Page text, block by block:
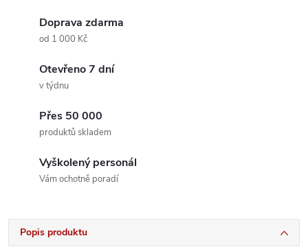
Doprava zdarma
od 1 000 Kč
Otevřeno 7 dní
v týdnu
Přes 50 000
produktů skladem
Vyškolený personál
Vám ochotně poradí
Popis produktu